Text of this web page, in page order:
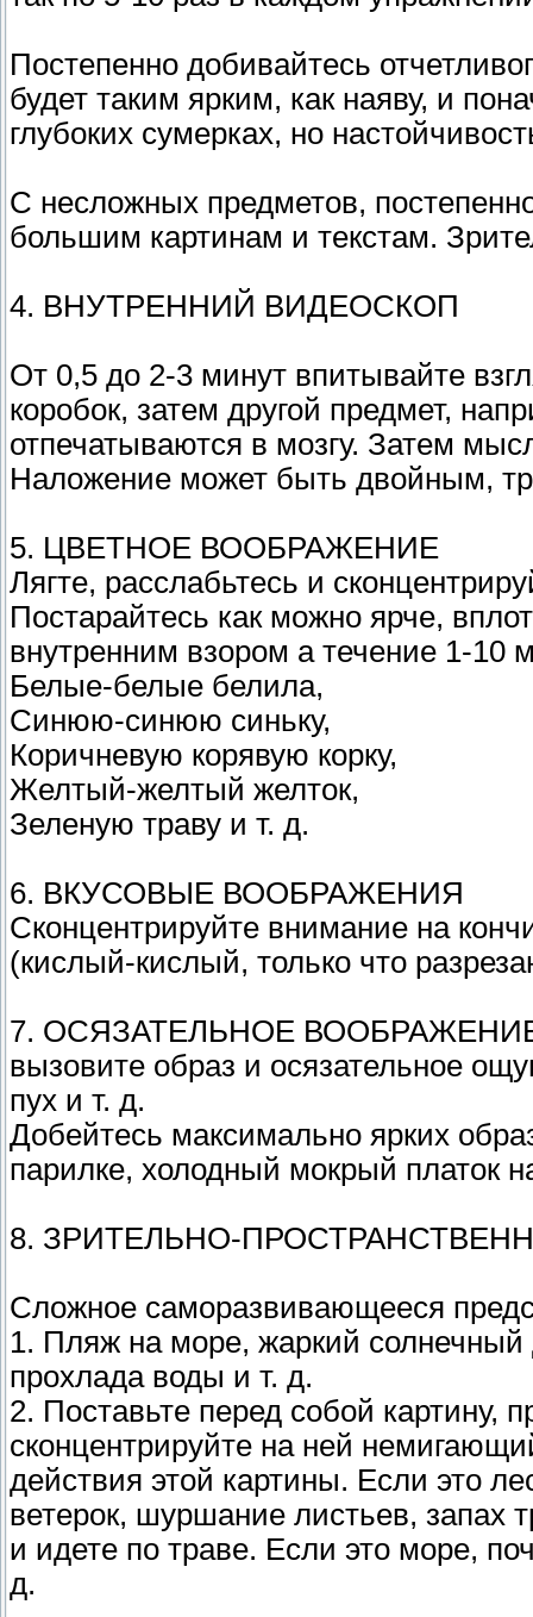
Постепенно добивайтесь
будет таким ярким, как наяву, и
глубоких сумерках, но
С несложных предметов,
большим картинам и текстам.
4. ВНУТРЕННИЙ ВИДЕОСКОП
От 0,5 до 2-3 минут впитывайте
коробок, затем другой предмет,
отпечатываются в мозгу. Затем
Наложение может быть двойным,
5. ЦВЕТНОЕ ВООБРАЖЕНИЕ
Лягте, расслабьтесь и
Постарайтесь как можно ярче,
внутренним взором а течение 1-10
Белые-белые белила,
Синюю-синюю синьку,
Коричневую корявую корку,
Желтый-желтый желток,
Зеленую траву и т. д.
6. ВКУСОВЫЕ ВООБРАЖЕНИЯ
Сконцентрируйте внимание на
(кислый-кислый, только что
7. ОСЯЗАТЕЛЬНОЕ
вызовите образ и осязательное
пух и т. д.
Добейтесь максимально ярких
парилке, холодный мокрый платок
8. ЗРИТЕЛЬНО-
Сложное саморазвивающееся
1. Пляж на море, жаркий солнечный
прохлада воды и т. д.
2. Поставьте перед собой картину,
сконцентрируйте на ней
действия этой картины. Если это
ветерок, шуршание листьев, запах
и идете по траве. Если это море,
д.